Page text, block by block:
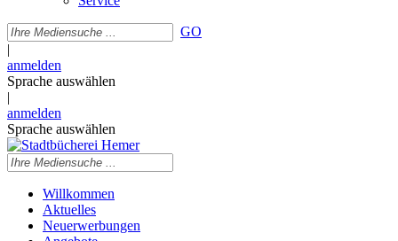
GO
|
anmelden
Sprache auswählen
|
anmelden
Sprache auswählen
Willkommen
Aktuelles
Neuerwerbungen